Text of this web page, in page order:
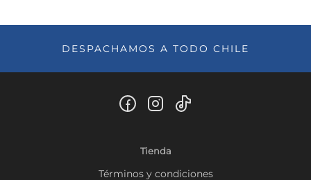
DESPACHAMOS A TODO CHILE
Tienda
Términos y condiciones